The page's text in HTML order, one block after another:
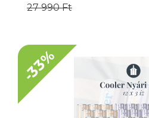
27 990 Ft
-33%